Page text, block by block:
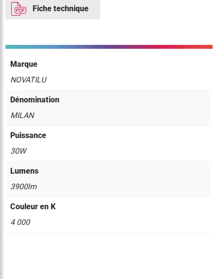
Fiche technique
Marque
NOVATILU
Dénomination
MILAN
Puissance
30W
Lumens
3900lm
Couleur en K
4 000